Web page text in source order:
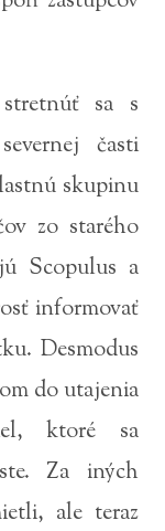
sa s
časti
skupinu
zo starého
Scopulus a
informovať
Desmodus
do utajenia
ktoré sa
Za iných
ale teraz